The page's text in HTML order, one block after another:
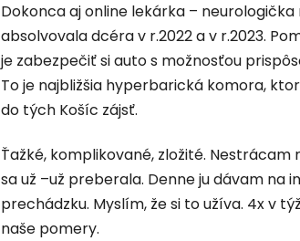
Dokonca aj online lekárka –
absolvovala dcéra v r.2022 a v r.2023.
je zabezpečiť si auto s možnosťou
To je najbližšia hyperbarická komora,
do tých Košíc zájsť.
Ťažké, komplikované, zložité.
sa už –už preberala. Denne ju dávam na
prechádzku. Myslím, že si to užíva. 4x v
naše pomery.